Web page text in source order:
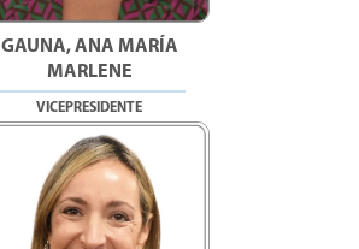
GAUNA, ANA MARÍA
MARLENE
VICEPRESIDENTE